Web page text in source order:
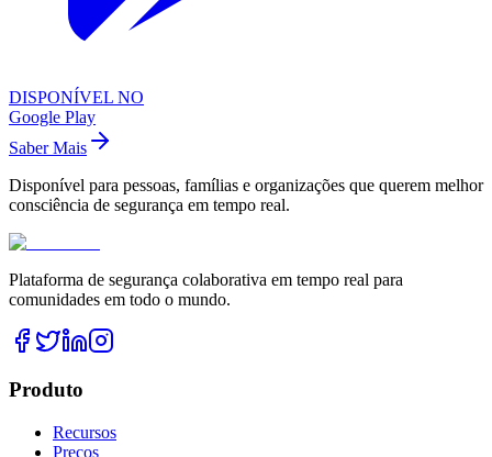
DISPONÍVEL NO
Google Play
Saber Mais
Disponível para pessoas, famílias e organizações que querem melhor
consciência de segurança em tempo real.
Plataforma de segurança colaborativa em tempo real para
comunidades em todo o mundo.
Produto
Recursos
Preços